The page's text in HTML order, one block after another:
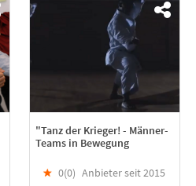
"Tanz der Krieger! - Männer-
Teams in Bewegung
★ 0(0) Anbieter seit 2015